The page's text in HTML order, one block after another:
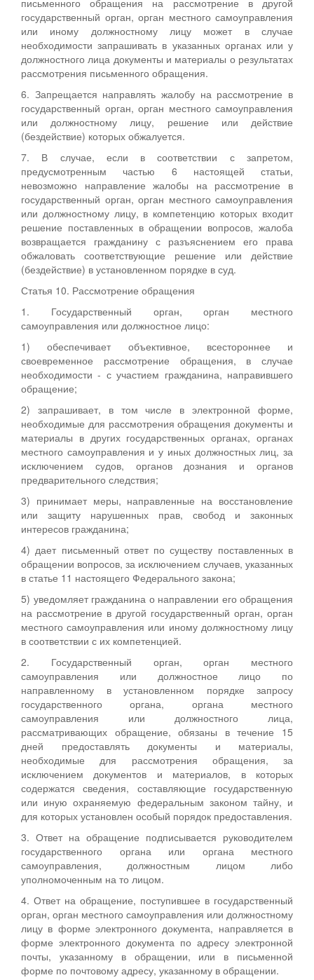
государственный орган, орган местного самоуправления
или иному должностному лицу может в случае
необходимости запрашивать в указанных органах или у
должностного лица документы и материалы о результатах
рассмотрения письменного обращения.
6. Запрещается направлять жалобу на рассмотрение в
государственный орган, орган местного самоуправления
или должностному лицу, решение или действие
(бездействие) которых обжалуется.
7. В случае, если в соответствии с запретом,
предусмотренным частью 6 настоящей статьи,
невозможно направление жалобы на рассмотрение в
государственный орган, орган местного самоуправления
или должностному лицу, в компетенцию которых входит
решение поставленных в обращении вопросов, жалоба
возвращается гражданину с разъяснением его права
обжаловать соответствующие решение или действие
(бездействие) в установленном порядке в суд.
Статья 10. Рассмотрение обращения
1. Государственный орган, орган местного
самоуправления или должностное лицо:
1) обеспечивает объективное, всестороннее и
своевременное рассмотрение обращения, в случае
необходимости - с участием гражданина, направившего
обращение;
2) запрашивает, в том числе в электронной форме,
необходимые для рассмотрения обращения документы и
материалы в других государственных органах, органах
местного самоуправления и у иных должностных лиц, за
исключением судов, органов дознания и органов
предварительного следствия;
3) принимает меры, направленные на восстановление
или защиту нарушенных прав, свобод и законных
интересов гражданина;
4) дает письменный ответ по существу поставленных в
обращении вопросов, за исключением случаев, указанных
в статье 11 настоящего Федерального закона;
5) уведомляет гражданина о направлении его обращения
на рассмотрение в другой государственный орган, орган
местного самоуправления или иному должностному лицу
в соответствии с их компетенцией.
2. Государственный орган, орган местного
самоуправления или должностное лицо по
направленному в установленном порядке запросу
государственного органа, органа местного
самоуправления или должностного лица,
рассматривающих обращение, обязаны в течение 15
дней предоставлять документы и материалы,
необходимые для рассмотрения обращения, за
исключением документов и материалов, в которых
содержатся сведения, составляющие государственную
или иную охраняемую федеральным законом тайну, и
для которых установлен особый порядок предоставления.
3. Ответ на обращение подписывается руководителем
государственного органа или органа местного
самоуправления, должностным лицом либо
уполномоченным на то лицом.
4. Ответ на обращение, поступившее в государственный
орган, орган местного самоуправления или должностному
лицу в форме электронного документа, направляется в
форме электронного документа по адресу электронной
почты, указанному в обращении, или в письменной
форме по почтовому адресу, указанному в обращении.